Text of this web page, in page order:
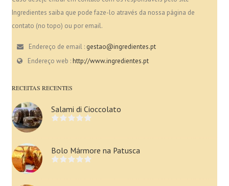
Ingredientes saiba que pode faze-lo através da nossa página de
contato (no topo) ou por email.
Endereço de email : gestao@ingredientes.pt
Endereço web :http://www.ingredientes.pt
RECEITAS RECENTES
Salami di Cioccolato
Bolo Mármore na Patusca